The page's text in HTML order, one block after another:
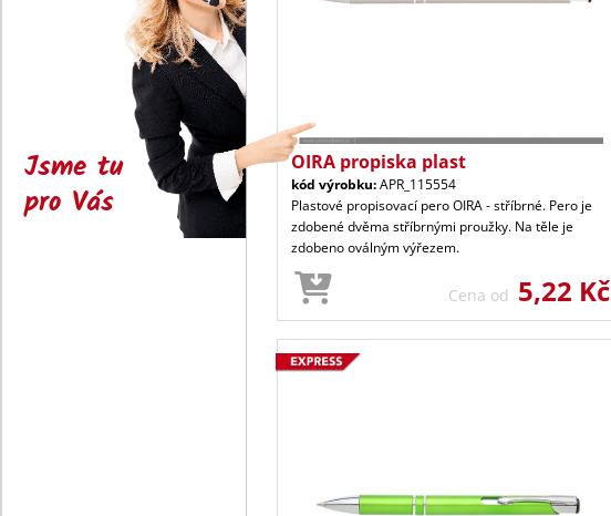
Jsme tu
pro Vás
OIRA propiska plast
kód výrobku:APR_115554
Plastové propisovací pero OIRA - stříbrné. Pero je
zdobené dvěma stříbrnými proužky. Na těle je
zdobeno oválným výřezem.
Cena od 5,22 Kč